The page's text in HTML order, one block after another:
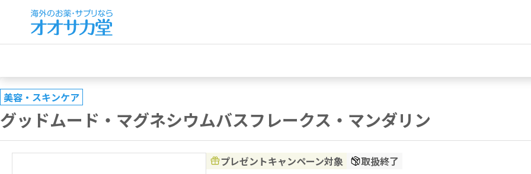
美容・スキンケア
グッドムード・マグネシウムバスフレークス・マンダリン
プレゼントキャンペーン対象 取扱終了